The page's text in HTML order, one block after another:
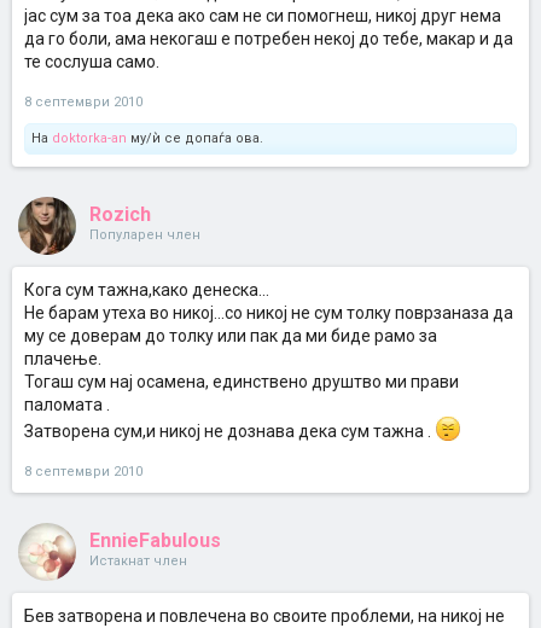
јас сум за тоа дека ако сам не си помогнеш, никој друг нема
да го боли, ама некогаш е потребен некој до тебе, макар и да
те сослуша само.
8 септември 2010
На doktorka-an му/ѝ се допаѓа ова.
Rozich
Популарен член
Кога сум тажна,како денеска...
Не барам утеха во никој...со никој не сум толку поврзаназа да
му се доверам до толку или пак да ми биде рамо за
плачење.
Тогаш сум нај осамена, единствено друштво ми прави
паломата .
Затворена сум,и никој не дознава дека сум тажна .
8 септември 2010
EnnieFabulous
Истакнат член
Бев затворена и повлечена во своите проблеми, на никој не